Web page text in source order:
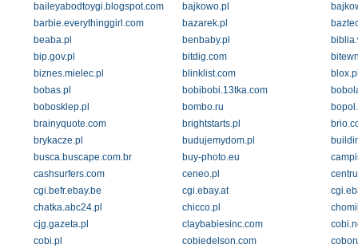
baileyabodtoygi.blogspot.com
bajkowo.pl
barbie.everythinggirl.com
bazarek.pl
beaba.pl
benbaby.pl
bip.gov.pl
bitdig.com
biznes.mielec.pl
blinklist.com
bobas.pl
bobibobi.13tka.com
bobosklep.pl
bombo.ru
brainyquote.com
brightstarts.pl
brykacze.pl
budujemydom.pl
busca.buscape.com.br
buy-photo.eu
cashsurfers.com
ceneo.pl
cgi.befr.ebay.be
cgi.ebay.at
chatka.abc24.pl
chicco.pl
cjg.gazeta.pl
claybabiesinc.com
cobi.pl
cobiedelson.com